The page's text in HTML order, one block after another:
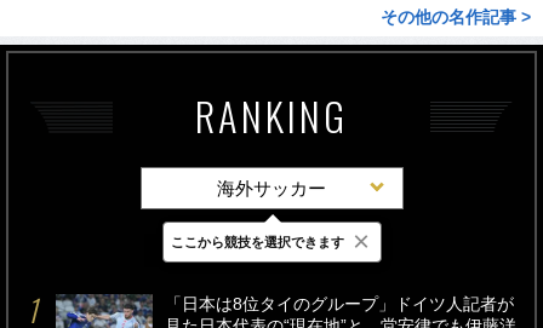
その他の名作記事 >
RANKING
海外サッカー
最新 24時間 週間
「日本は8位タイのグループ」ドイツ人記者が
ここから競技を選択できます ×